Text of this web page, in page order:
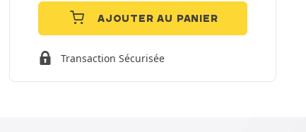
AJOUTER AU PANIER
Transaction Sécurisée